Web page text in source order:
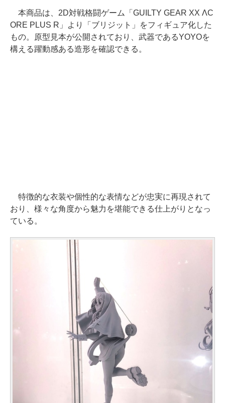
本商品は、2D対戦格闘ゲーム「GUILTY GEAR XX ΛC
ORE PLUS R」より「ブリジット」をフィギュア化した
もの。原型見本が公開されており、武器であるYOYOを
構える躍動感ある造形を確認できる。
特徴的な衣装や個性的な表情などが忠実に再現されて
おり、様々な角度から魅力を堪能できる仕上がりとなっ
ている。